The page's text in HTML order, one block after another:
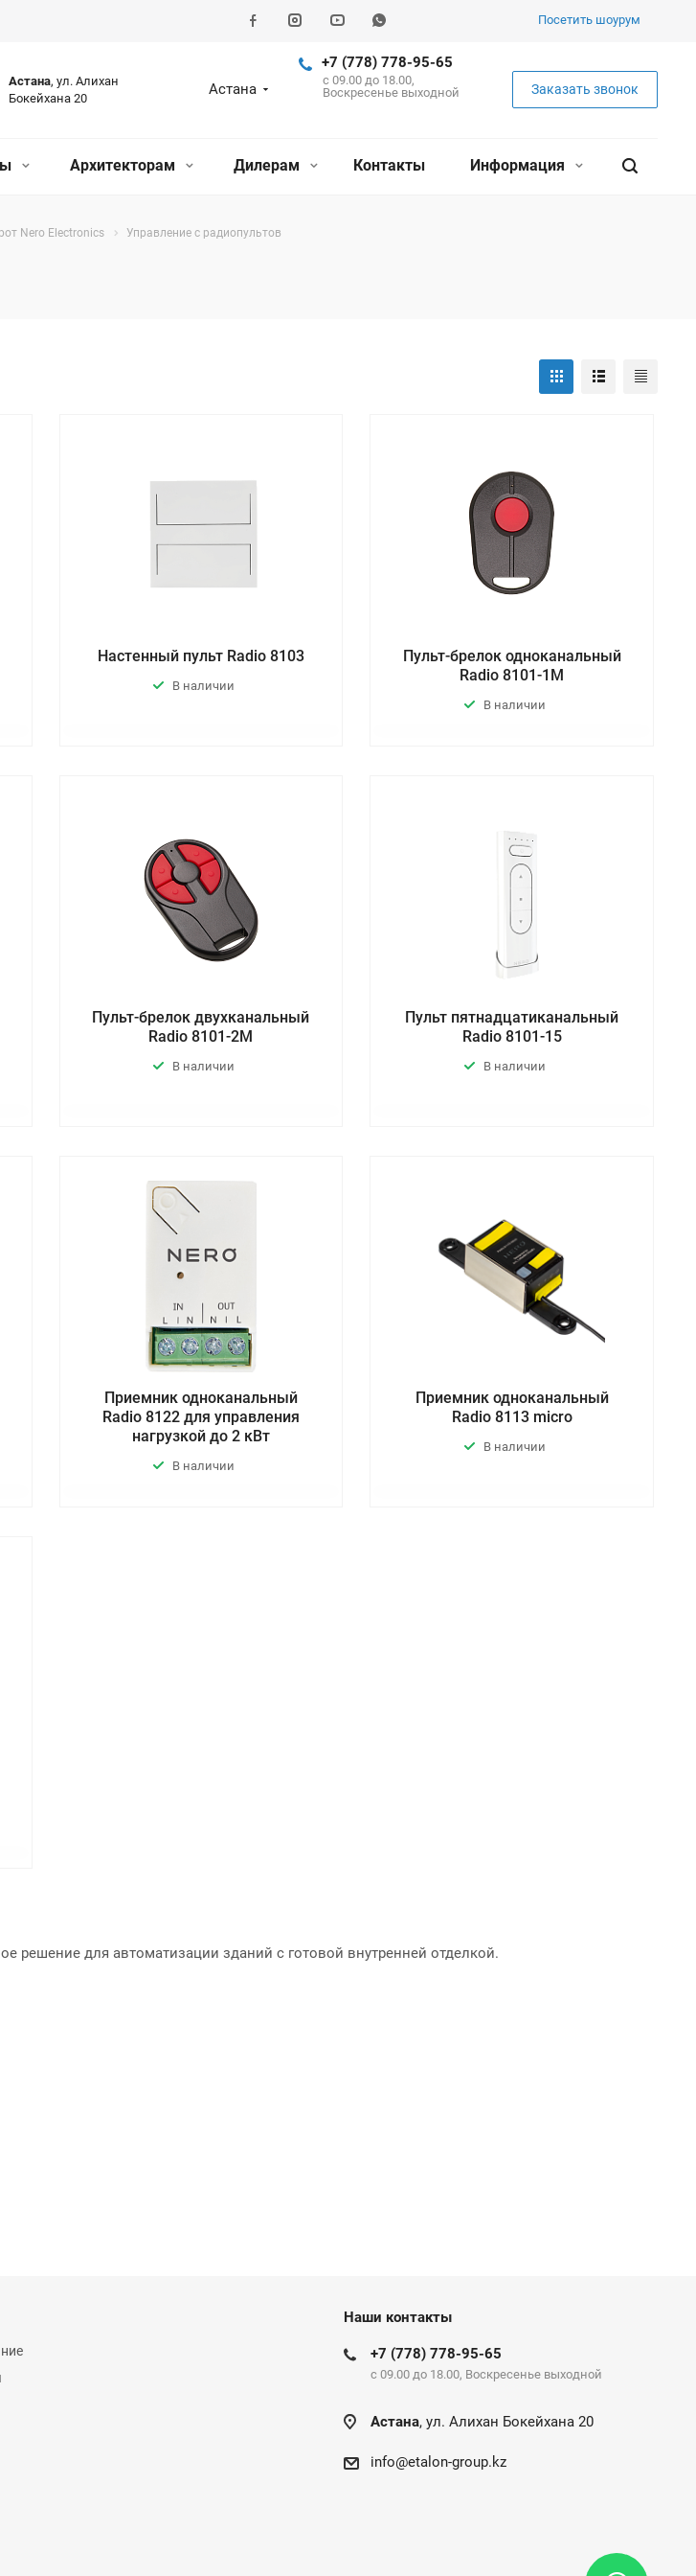
Посетить шоурум
Астана
+7 (778) 778-95-65
c 09.00 до 18.00,
Воскресенье выходной
Заказать звонок
Астана, ул. Алихан
Бокейхана 20
Архитекторам Дилерам Контакты Информация
Nero Electronics Управление с радиопультов
Настенный пульт Radio 8103
В наличии
Пульт-брелок одноканальный
Radio 8101-1М
В наличии
Пульт-брелок двухканальный
Radio 8101-2М
В наличии
Пульт пятнадцатиканальный
Radio 8101-15
В наличии
Приемник одноканальный
Radio 8122 для управления
нагрузкой до 2 кВт
В наличии
Приемник одноканальный
Radio 8113 micro
В наличии
решение для автоматизации зданий с готовой внутренней отделкой.
Наши контакты
+7 (778) 778-95-65
c 09.00 до 18.00, Воскресенье выходной
Астана, ул. Алихан Бокейхана 20
info@etalon-group.kz